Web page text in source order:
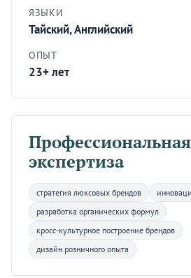
ЯЗЫКИ
Тайский, Английский
ОПЫТ
23+ лет
Профессиональная
экспертиза
стратегия люксовых брендов
разработка органических формул
кросс-культурное построение брендов
дизайн розничного опыта